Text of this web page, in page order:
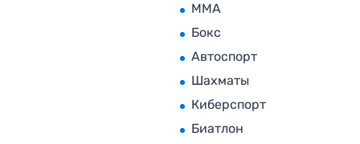
MMA
Бокс
Автоспорт
Шахматы
Киберспорт
Биатлон